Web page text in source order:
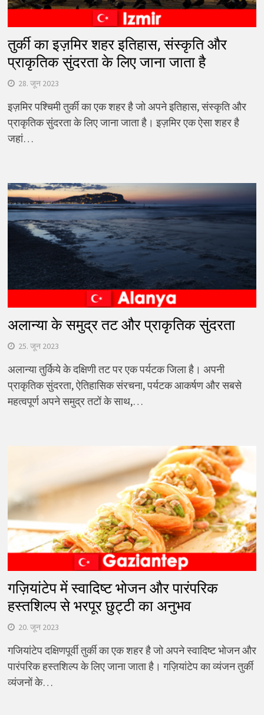
तुर्की का इज़मिर शहर इतिहास, संस्कृति और
प्राकृतिक सुंदरता के लिए जाना जाता है
28. जून 2023
इज़मिर पश्चिमी तुर्की का एक शहर है जो अपने इतिहास, संस्कृति और
प्राकृतिक सुंदरता के लिए जाना जाता है। इज़मिर एक ऐसा शहर है
जहां…
अलान्या के समुद्र तट और प्राकृतिक सुंदरता
25. जून 2023
अलान्या तुर्किये के दक्षिणी तट पर एक पर्यटक जिला है। अपनी
प्राकृतिक सुंदरता, ऐतिहासिक संरचना, पर्यटक आकर्षण और सबसे
महत्वपूर्ण अपने समुद्र तटों के साथ,…
गज़ियांटेप में स्वादिष्ट भोजन और पारंपरिक
हस्तशिल्प से भरपूर छुट्टी का अनुभव
20. जून 2023
गजियांटेप दक्षिणपूर्वी तुर्की का एक शहर है जो अपने स्वादिष्ट भोजन और
पारंपरिक हस्तशिल्प के लिए जाना जाता है। गज़ियांटेप का व्यंजन तुर्की
व्यंजनों के…